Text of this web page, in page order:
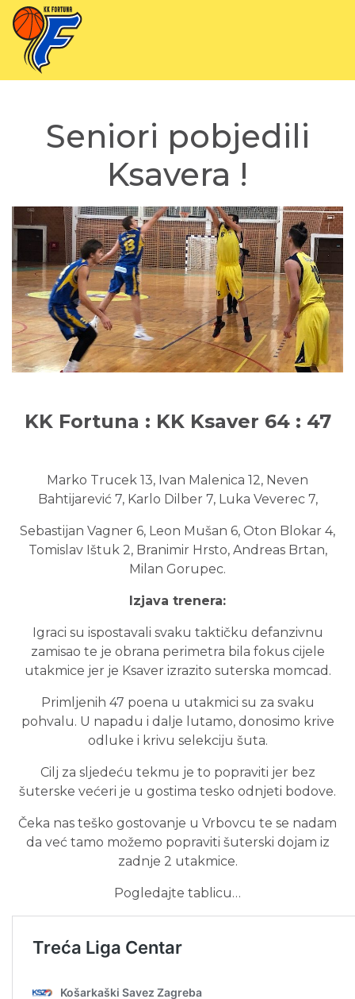
Seniori pobjedili
Ksavera !
KK Fortuna : KK Ksaver 64 : 47
Marko Trucek 13, Ivan Malenica 12, Neven
Bahtijarević 7, Karlo Dilber 7, Luka Veverec 7,
Sebastijan Vagner 6, Leon Mušan 6, Oton Blokar 4,
Tomislav Ištuk 2, Branimir Hrsto, Andreas Brtan,
Milan Gorupec.
Izjava trenera:
Igraci su ispostavali svaku taktičku defanzivnu
zamisao te je obrana perimetra bila fokus cijele
utakmice jer je Ksaver izrazito suterska momcad.
Primljenih 47 poena u utakmici su za svaku
pohvalu. U napadu i dalje lutamo, donosimo krive
odluke i krivu selekciju šuta.
Cilj za sljedeću tekmu je to popraviti jer bez
šuterske većeri je u gostima tesko odnjeti bodove.
Čeka nas teško gostovanje u Vrbovcu te se nadam
da već tamo možemo popraviti šuterski dojam iz
zadnje 2 utakmice.
Pogledajte tablicu…